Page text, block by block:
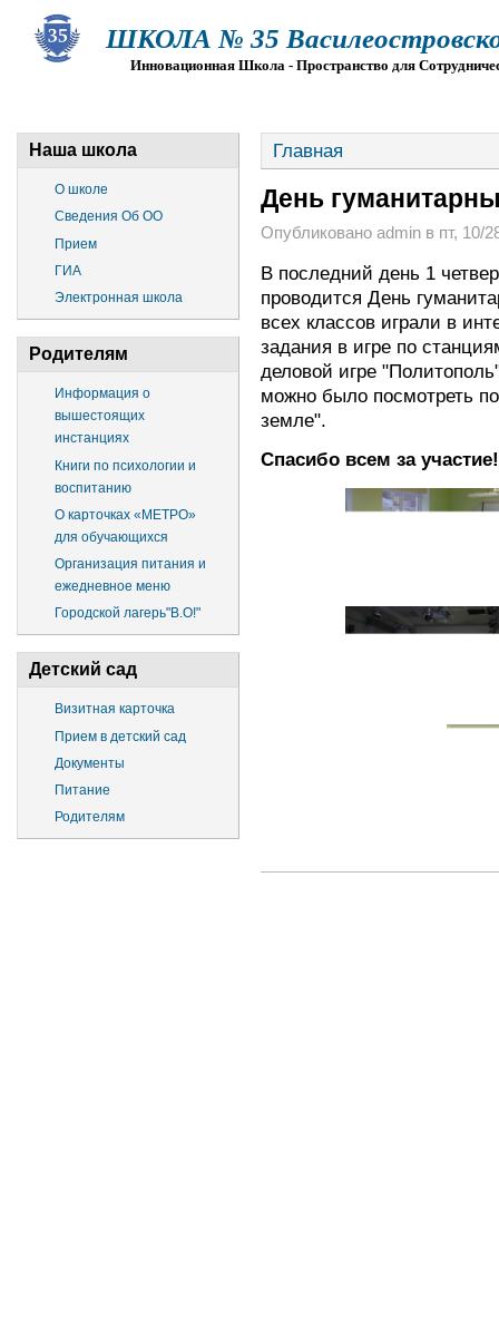
ШКОЛА № 35
Инновационная Школа - Пространство для
Наша школа
О школе
Сведения Об ОО
Прием
ГИА
Электронная школа
Родителям
Информация о
вышестоящих
инстанциях
Книги по психологии и
воспитанию
О карточках «МЕТРО»
для обучающихся
Организация питания и
ежедневное меню
Городской лагерь"В.О!"
Детский сад
Визитная карточка
Прием в детский сад
Документы
Питание
Родителям
Главная
День
Опубликовано admin в пт, 10/
В последний день 1
проводится День
всех классов играли в
задания в игре по
деловой игре
можно было посмотреть
земле".
Спасибо всем за участие!